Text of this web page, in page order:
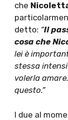
che
detto: “Il
cosa che
lei è
stessa
volerla
questo.”
I due al